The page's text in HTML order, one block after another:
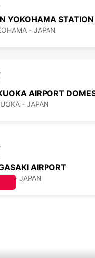
YOKOHAMA STATION
- JAPAN
- JAPAN
AIRPORT
- JAPAN